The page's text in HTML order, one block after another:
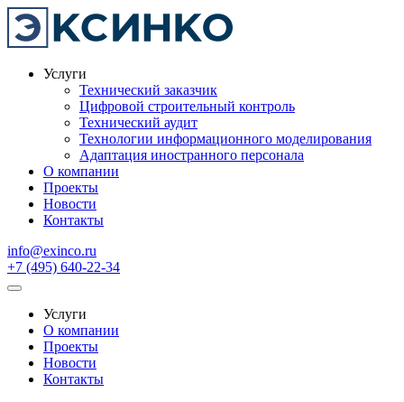
Услуги
Технический заказчик
Цифровой строительный контроль
Технический аудит
Технологии информационного моделирования
Адаптация иностранного персонала
О компании
Проекты
Новости
Контакты
info@exinco.ru
+7 (495) 640-22-34
Услуги
О компании
Проекты
Новости
Контакты